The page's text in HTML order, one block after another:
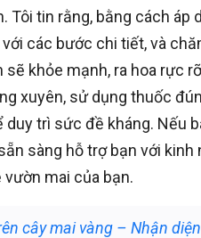
Tôi tin rằng, bằng cách áp
các bước chi tiết, và
sẽ khỏe mạnh, ra hoa rực
xuyên, sử dụng thuốc
trì sức đề kháng. Nếu
sàng hỗ trợ bạn với kinh
mai của bạn.
cây mai vàng – Nhận